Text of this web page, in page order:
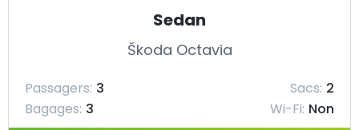
Sedan
Škoda Octavia
Passagers: 3 Sacs: 2
Bagages: 3 Wi-Fi: Non